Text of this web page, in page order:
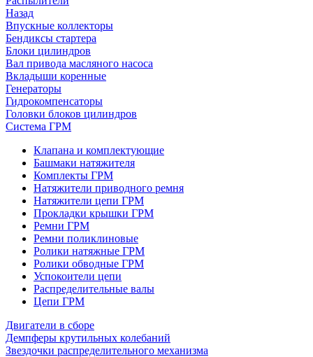
Назад
Впускные коллекторы
Бендиксы стартера
Блоки цилиндров
Вал привода масляного насоса
Вкладыши коренные
Генераторы
Гидрокомпенсаторы
Головки блоков цилиндров
Система ГРМ
Клапана и комплектующие
Башмаки натяжителя
Комплекты ГРМ
Натяжители приводного ремня
Натяжители цепи ГРМ
Прокладки крышки ГРМ
Ремни ГРМ
Ремни поликлиновые
Ролики натяжные ГРМ
Ролики обводные ГРМ
Успокоители цепи
Распределительные валы
Цепи ГРМ
Двигатели в сборе
Демпферы крутильных колебаний
Звездочки распределительного механизма